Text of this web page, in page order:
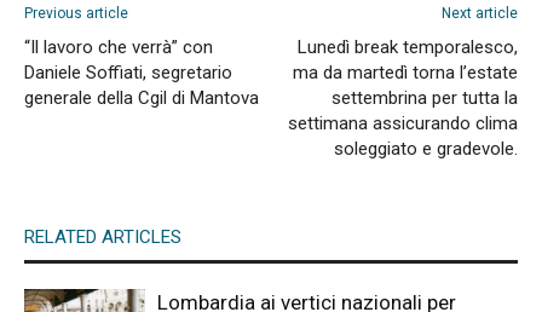
Previous article
“Il lavoro che verrà” con
Daniele Soffiati, segretario
generale della Cgil di Mantova
Next article
Lunedì break temporalesco,
ma da martedì torna l’estate
settembrina per tutta la
settimana assicurando clima
soleggiato e gradevole.
RELATED ARTICLES
Lombardia ai vertici nazionali per